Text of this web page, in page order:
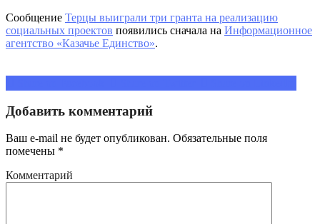
Сообщение Терцы выиграли три гранта на реализацию
социальных проектов появились сначала на Информационное
агентство «Казачье Единство».
Добавить комментарий
Ваш e-mail не будет опубликован. Обязательные поля
помечены *
Комментарий